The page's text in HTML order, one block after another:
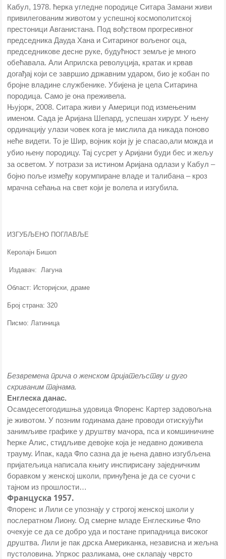
Кабул, 1978. ћерка угледне породице Ситара Замани живи
привилегованим животом у успешној космополитској
престоници Авганистана. Под вођством прогресивног
председника Дауда Хана и Ситариног вољеног оца,
председникове десне руке, будућност земље је много
обећавала. Али Априлска револуција, кратак и крвав
догађај који се завршио државним ударом, био је кобан по
бројне владине службенике. Убијена је цела Ситарина
породица. Само је она преживела.
Њујорк, 2008. Ситара живи у Америци под измењеним
именом. Сада је Аријана Шепард, успешан хирург. У њену
ординацију улази човек кога је мислила да никада поново
неће видети. То је Шир, војник који ју је спасао,али можда и
убио њену породицу. Тај сусрет у Аријани буди бес и жељу
за осветом. У потрази за истином Аријана одлази у Кабул –
бојно поље између корумпиране владе и талибана – кроз
мрачна сећања на свет који је волела и изгубила.
ИЗГУБЉЕНО ПОГЛАВЉЕ
Керолајн Бишоп
Издавач: Лагуна
Област: Историјски, драме
Број страна: 320
Писмо: Латиница
Безвремена прича о женском пријатељству и дуго
скриваним тајнама.
Енглеска данас.
Осамдесетогодишња удовица Флоренс Картер задовољна
је животом. У позним годинама дане проводи отискујући
занимљиве графике у друштву мачора, пса и комшиничине
ћерке Алис, стидљиве девојке која је недавно доживела
трауму. Ипак, када Фло сазна да је њена давно изгубљена
пријатељица написала књигу инспирисану заједничким
боравком у женској школи, принуђена је да се суочи с
тајном из прошлости…
Француска 1957.
Флоренс и Лили се упознају у строгој женској школи у
послератном Лиону. Од смерне младе Енглескиње Фло
очекује се да се добро уда и постане припадница високог
друштва. Лили је пак дрска Американка, независна и жељна
пустоловина. Упркос разликама, оне склапају чврсто